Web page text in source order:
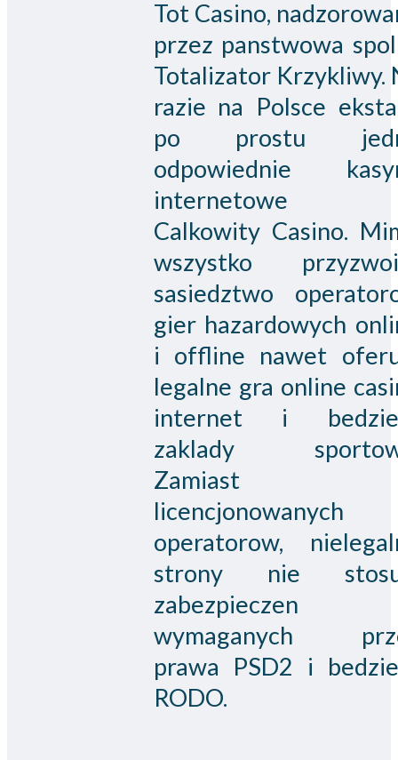
Tot Casino,
przez panstwowa
Totalizator Krzykliwy.
razie na Polsce
po prostu
odpowiednie
internetowe
Calkowity Casino.
wszystko
sasiedztwo
gier hazardowych
i offline nawet
legalne gra online
internet i
zaklady
Zamiast
licencjonowanych
operatorow,
strony nie
zabezpieczen
wymaganych
prawa PSD2 i
RODO.